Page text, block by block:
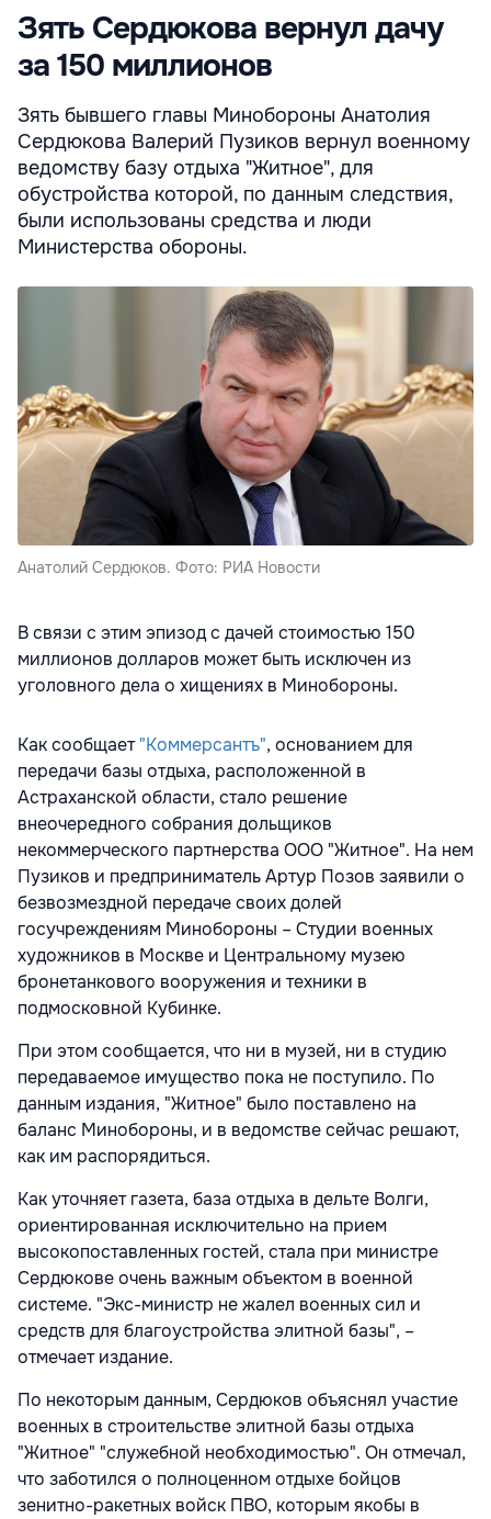
Зять Сердюкова вернул дачу
за 150 миллионов
Зять бывшего главы Минобороны Анатолия
Сердюкова Валерий Пузиков вернул военному
ведомству базу отдыха "Житное", для
обустройства которой, по данным следствия,
были использованы средства и люди
Министерства обороны.
Анатолий Сердюков. Фото: РИА Новости
В связи с этим эпизод с дачей стоимостью 150
миллионов долларов может быть исключен из
уголовного дела о хищениях в Минобороны.
Как сообщает"Коммерсантъ", основанием для
передачи базы отдыха, расположенной в
Астраханской области, стало решение
внеочередного собрания дольщиков
некоммерческого партнерства ООО "Житное". На нем
Пузиков и предприниматель Артур Позов заявили о
безвозмездной передаче своих долей
госучреждениям Минобороны – Студии военных
художников в Москве и Центральному музею
бронетанкового вооружения и техники в
подмосковной Кубинке.
При этом сообщается, что ни в музей, ни в студию
передаваемое имущество пока не поступило. По
данным издания, "Житное" было поставлено на
баланс Минобороны, и в ведомстве сейчас решают,
как им распорядиться.
Как уточняет газета, база отдыха в дельте Волги,
ориентированная исключительно на прием
высокопоставленных гостей, стала при министре
Сердюкове очень важным объектом в военной
системе. "Экс-министр не жалел военных сил и
средств для благоустройства элитной базы", –
отмечает издание.
По некоторым данным, Сердюков объяснял участие
военных в строительстве элитной базы отдыха
"Житное" "служебной необходимостью". Он отмечал,
что заботился о полноценном отдыхе бойцов
зенитно-ракетных войск ПВО, которым якобы в